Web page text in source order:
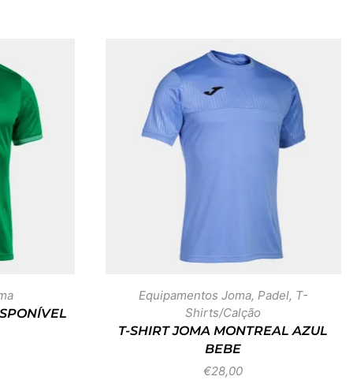
Equipamentos Joma, Padel, T-
Shirts/Calção
T-SHIRT JOMA MONTREAL AZUL
BEBE
€28,00